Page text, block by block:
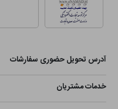
آدرس تحویل حضوری سفارشات
خدمات مشتریان